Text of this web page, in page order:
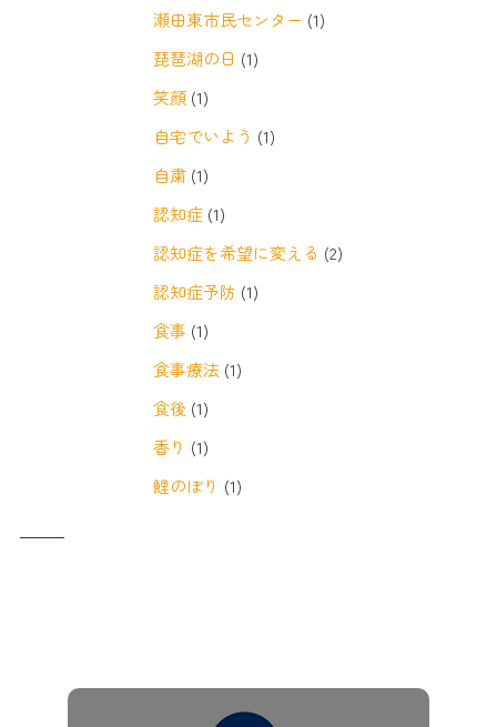
瀬田東市民センター (1)
琵琶湖の日 (1)
笑顔 (1)
自宅でいよう (1)
自粛 (1)
認知症 (1)
認知症を希望に変える (2)
認知症予防 (1)
食事 (1)
食事療法 (1)
食後 (1)
香り (1)
鯉のぼり (1)